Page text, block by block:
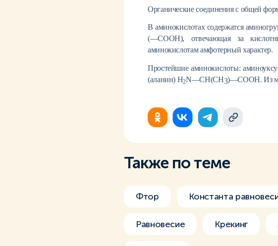
Органические соединения с общей
В аминокислотах содержатся
(—COOH), отвечающая за
аминокислотам амфотерный характер.
Простейшие аминокислоты:
(аланин) H2N—CH(CH3)—COOH. Из
Также по теме
Фтор Константа
Равновесие Крекинг